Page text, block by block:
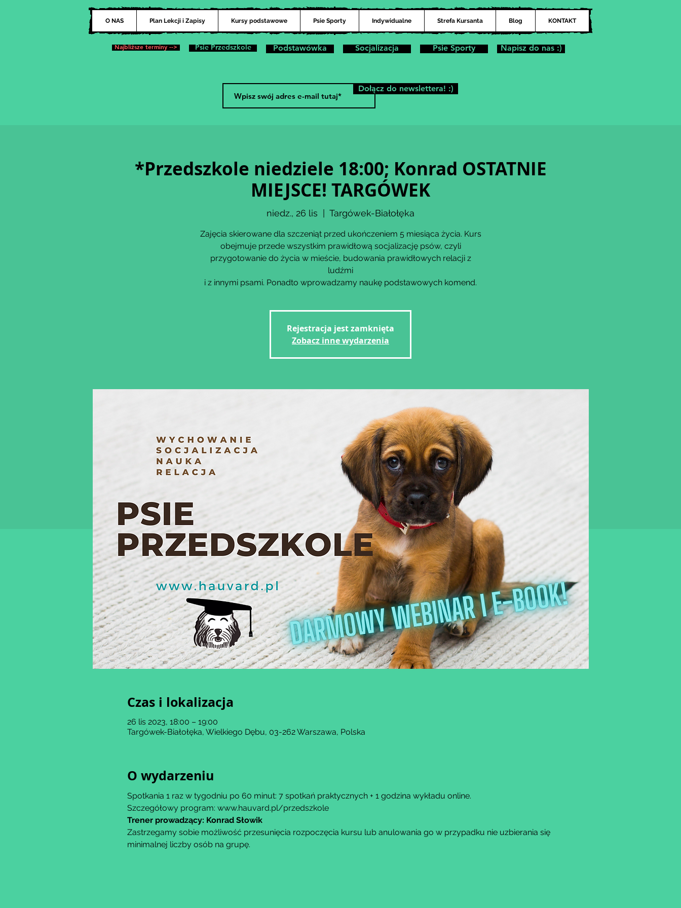
O NAS Plan Lekcji i Zapisy Kursy podstawowe Psie Sporty Indywidualne Strefa Kursanta Blog KONTAKT
Najbliższe terminy --> Psie Przedszkole Podstawówka Socjalizacja Psie Sporty Napisz do nas :)
*Przedszkole niedziele 18:00; Konrad OSTATNIE
MIEJSCE! TARGÓWEK
niedz., 26 lis Targówek-Białołęka
Zajęcia skierowane dla szczeniąt przed ukończeniem 5 miesiąca życia. Kurs
obejmuje przede wszystkim prawidłową socjalizację psów, czyli
przygotowanie do życia w mieście, budowania prawidłowych relacji z
ludźmi
i z innymi psami. Ponadto wprowadzamy naukę podstawowych komend.
Rejestracja jest zamknięta
Zobacz inne wydarzenia
Czas i lokalizacja
26 lis 2023, 18:00 – 19:00
Targówek-Białołęka, Wielkiego Dębu, 03-262 Warszawa, Polska
O wydarzeniu
Spotkania 1 raz w tygodniu po 60 minut: 7 spotkań praktycznych + 1 godzina wykładu online.
Szczegółowy program: www.hauvard.pl/przedszkole
Trener prowadzący: Konrad Słowik
Zastrzegamy sobie możliwość przesunięcia rozpoczęcia kursu lub anulowania go w przypadku nie uzbierania się
minimalnej liczby osób na grupę.
Dołącz do newslettera! :)